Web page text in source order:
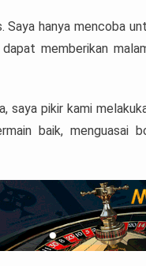
hanya mencoba
memberikan
saya pikir kami
baik, menguasai